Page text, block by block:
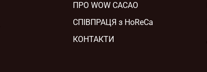
ПРО WOW CACAO
СПІВПРАЦЯ з HoReCa
КОНТАКТИ